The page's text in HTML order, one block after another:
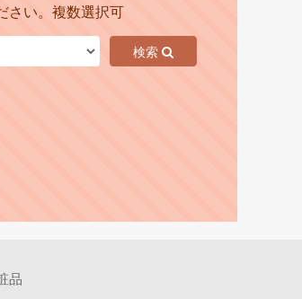
さい。複数選択可
検索